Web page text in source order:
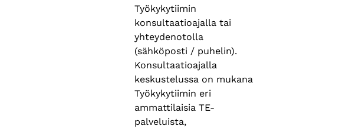
Työkykytiimin
konsultaatioajalla tai
yhteydenotolla
(sähköposti / puhelin).
Konsultaatioajalla
keskustelussa on mukana
Työkykytiimin eri
ammattilaisia TE-
palveluista,